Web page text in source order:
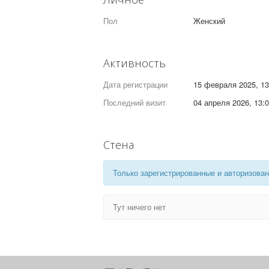
Пол Женский
Активность
Дата регистрации
15 февраля 2025,
Последний визит
04 апреля 2026,
Стена
Только зарегистрированные и
Тут ничего нет